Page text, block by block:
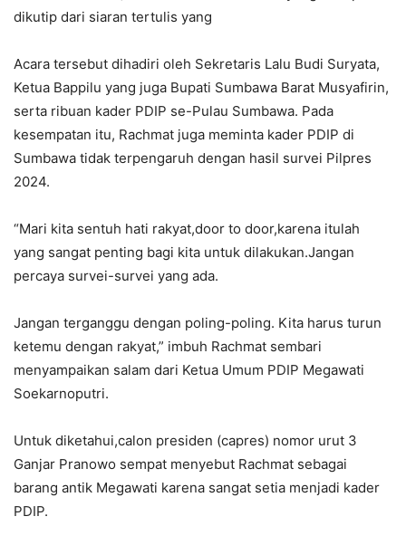
dikutip dari siaran tertulis yang
Acara tersebut dihadiri oleh Sekretaris Lalu Budi Suryata,
Ketua Bappilu yang juga Bupati Sumbawa Barat Musyafirin,
serta ribuan kader PDIP se-Pulau Sumbawa. Pada
kesempatan itu, Rachmat juga meminta kader PDIP di
Sumbawa tidak terpengaruh dengan hasil survei Pilpres
2024.
“Mari kita sentuh hati rakyat,door to door,karena itulah
yang sangat penting bagi kita untuk dilakukan.Jangan
percaya survei-survei yang ada.
Jangan terganggu dengan poling-poling. Kita harus turun
ketemu dengan rakyat,” imbuh Rachmat sembari
menyampaikan salam dari Ketua Umum PDIP Megawati
Soekarnoputri.
Untuk diketahui,calon presiden (capres) nomor urut 3
Ganjar Pranowo sempat menyebut Rachmat sebagai
barang antik Megawati karena sangat setia menjadi kader
PDIP.